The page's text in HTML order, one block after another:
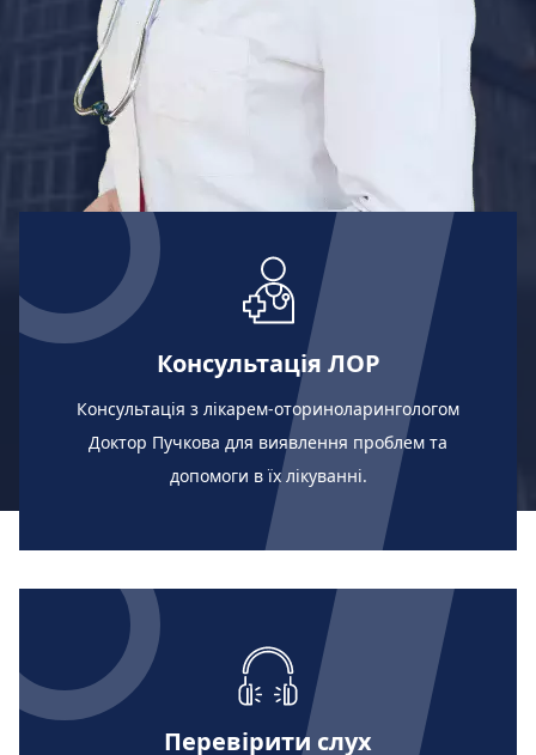
Консультація ЛОР
Консультація з лікарем-оториноларингологом
Доктор Пучкова для виявлення проблем та
допомоги в їх лікуванні.
Перевірити слух